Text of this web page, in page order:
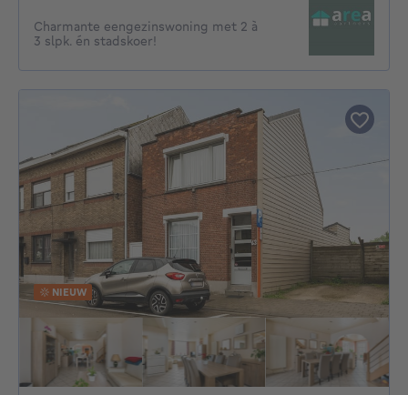
Charmante eengezinswoning met 2 à
3 slpk. én stadskoer!
NIEUW